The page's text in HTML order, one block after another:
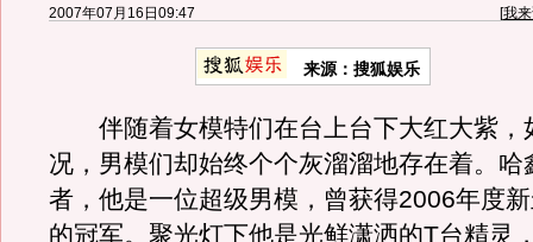
2007年07月16日09:47 [我
来源：搜狐娱乐
伴随着女模特们在台上台下大红大紫，
况，男模们却始终个个灰溜溜地存在着。哈
者，他是一位超级男模，曾获得2006年度
的冠军。聚光灯下他是光鲜潇洒的T台精灵